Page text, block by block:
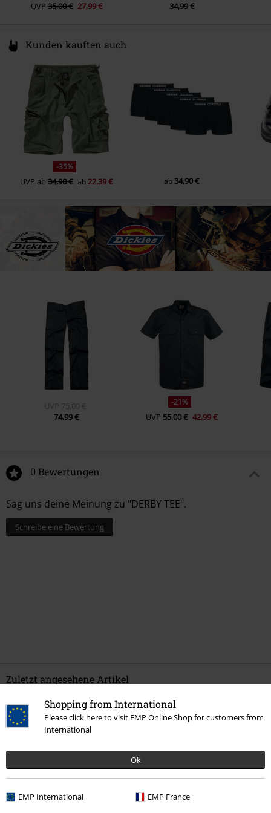
Shopping from International
Please click here to visit EMP Online Shop for customers from
International
Ok
EMP International EMP France
UVP 35,00 € 27,99 €
34,99 €
Kunden kauften auch
-35%
UVP ab34,90 € ab 22,39 € ab34,90 €
UVP 75,00 €
74,99 €
-21%
UVP 55,00 € 42,99 €
0 Bewertungen
Sag uns deine Meinung zu "DERBY TEE".
Schreibe eine Bewertung
Zuletzt angesehene Artikel
-20%